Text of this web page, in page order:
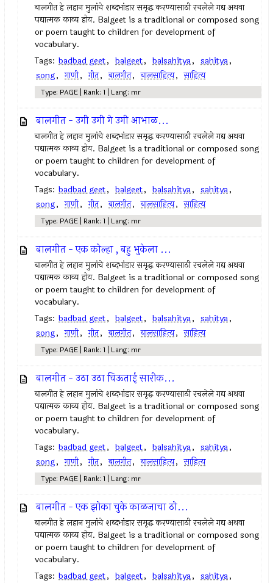
बालगीत हे लहान मुलांचे शब्दभांडार समृद्ध करण्यासाठी रचलेले गद्य अथवा
पद्यात्मक काव्य होय. Balgeet is a traditional or composed song
or poem taught to children for development of
vocabulary.
Tags: badbad geet, balgeet, balsahitya, sahitya,
song, गाणी, गीत, बालगीत, बालसाहित्य, साहित्य
Type: PAGE | Rank: 1 | Lang: mr
बालगीत - उगी उगी गे उगी आभाळ...
बालगीत हे लहान मुलांचे शब्दभांडार समृद्ध करण्यासाठी रचलेले गद्य अथवा
पद्यात्मक काव्य होय. Balgeet is a traditional or composed song
or poem taught to children for development of
vocabulary.
Tags: badbad geet, balgeet, balsahitya, sahitya,
song, गाणी, गीत, बालगीत, बालसाहित्य, साहित्य
Type: PAGE | Rank: 1 | Lang: mr
बालगीत - एक कोल्हा , बहु भुकेला ...
बालगीत हे लहान मुलांचे शब्दभांडार समृद्ध करण्यासाठी रचलेले गद्य अथवा
पद्यात्मक काव्य होय. Balgeet is a traditional or composed song
or poem taught to children for development of
vocabulary.
Tags: badbad geet, balgeet, balsahitya, sahitya,
song, गाणी, गीत, बालगीत, बालसाहित्य, साहित्य
Type: PAGE | Rank: 1 | Lang: mr
बालगीत - उठा उठा चिऊताई सारीक...
बालगीत हे लहान मुलांचे शब्दभांडार समृद्ध करण्यासाठी रचलेले गद्य अथवा
पद्यात्मक काव्य होय. Balgeet is a traditional or composed song
or poem taught to children for development of
vocabulary.
Tags: badbad geet, balgeet, balsahitya, sahitya,
song, गाणी, गीत, बालगीत, बालसाहित्य, साहित्य
Type: PAGE | Rank: 1 | Lang: mr
बालगीत - एक झोका चुके काळजाचा ठो...
बालगीत हे लहान मुलांचे शब्दभांडार समृद्ध करण्यासाठी रचलेले गद्य अथवा
पद्यात्मक काव्य होय. Balgeet is a traditional or composed song
or poem taught to children for development of
vocabulary.
Tags: badbad geet, balgeet, balsahitya, sahitya,